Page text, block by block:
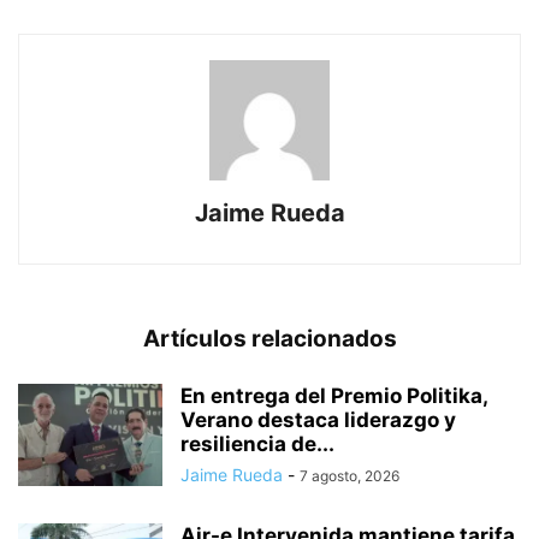
Jaime Rueda
Artículos relacionados
En entrega del Premio Politika,
Verano destaca liderazgo y
resiliencia de...
Jaime Rueda - 7 agosto, 2026